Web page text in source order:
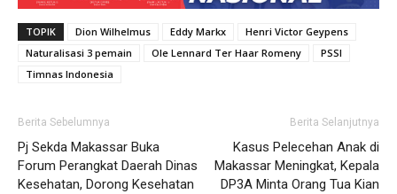
TOPIK Dion Wilhelmus Eddy Markx
Henri Victor Geypens
Naturalisasi 3 pemain
Ole Lennard Ter Haar Romeny
PSSI
Timnas Indonesia
Berita Sebelumnya
Pj Sekda Makassar Buka
Forum Perangkat Daerah Dinas
Kesehatan, Dorong Kesehatan
Berita Selanjutnya
Kasus Pelecehan Anak di
Makassar Meningkat, Kepala
DP3A Minta Orang Tua Kian